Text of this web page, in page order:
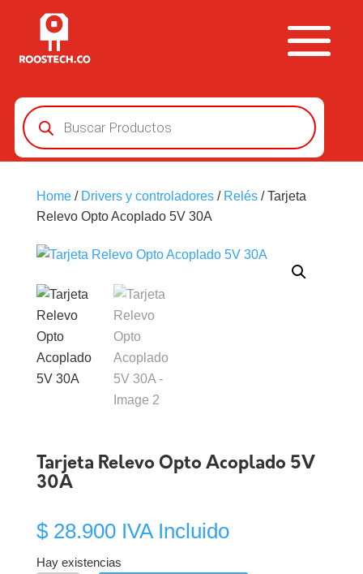
Búsqueda
de
productos
Home/ Drivers y controladores/ Relés/ Tarjeta
Relevo Opto Acoplado 5V 30A
Tarjeta Relevo Opto Acoplado 5V
30A
$28.900 IVA Incluido
Hay existencias